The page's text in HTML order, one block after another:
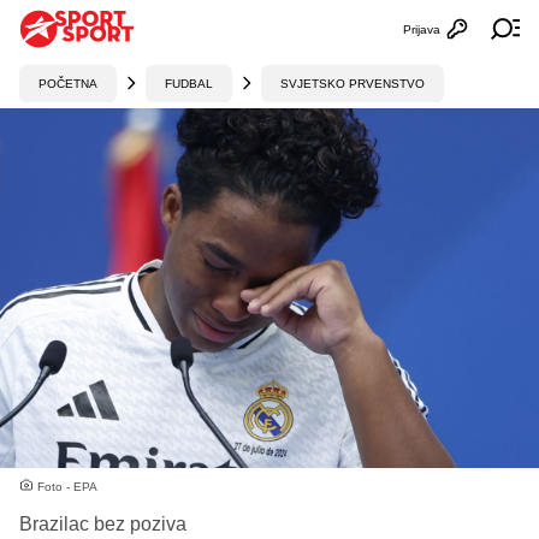
Otvori
Prijava
POČETNA FUDBAL SVJETSKO PRVENSTVO
Foto - EPA
Brazilac bez poziva